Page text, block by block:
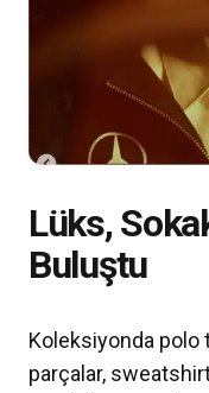
Lüks,
Buluştu
Koleksiyonda polo
parçalar,